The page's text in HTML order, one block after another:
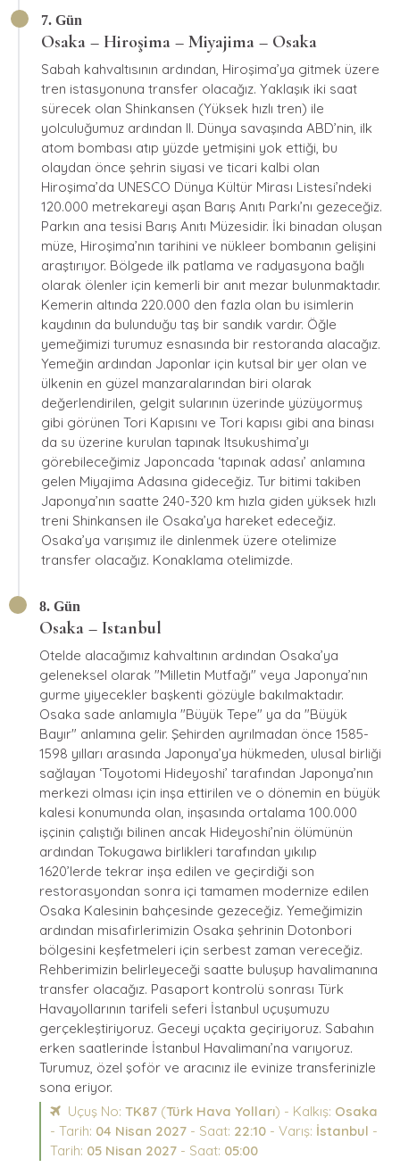
7. Gün
Osaka – Hiroşima – Miyajima – Osaka
Sabah kahvaltısının ardından, Hiroşima’ya gitmek üzere
tren istasyonuna transfer olacağız. Yaklaşık iki saat
sürecek olan Shinkansen (Yüksek hızlı tren) ile
yolculuğumuz ardından II. Dünya savaşında ABD’nin, ilk
atom bombası atıp yüzde yetmişini yok ettiği, bu
olaydan önce şehrin siyasi ve ticari kalbi olan
Hiroşima’da UNESCO Dünya Kültür Mirası Listesi’ndeki
120.000 metrekareyi aşan Barış Anıtı Parkı’nı gezeceğiz.
Parkın ana tesisi Barış Anıtı Müzesidir. İki binadan oluşan
müze, Hiroşima’nın tarihini ve nükleer bombanın gelişini
araştırıyor. Bölgede ilk patlama ve radyasyona bağlı
olarak ölenler için kemerli bir anıt mezar bulunmaktadır.
Kemerin altında 220.000 den fazla olan bu isimlerin
kaydının da bulunduğu taş bir sandık vardır. Öğle
yemeğimizi turumuz esnasında bir restoranda alacağız.
Yemeğin ardından Japonlar için kutsal bir yer olan ve
ülkenin en güzel manzaralarından biri olarak
değerlendirilen, gelgit sularının üzerinde yüzüyormuş
gibi görünen Tori Kapısını ve Tori kapısı gibi ana binası
da su üzerine kurulan tapınak Itsukushima’yı
görebileceğimiz Japoncada ‘tapınak adası’ anlamına
gelen Miyajima Adasına gideceğiz. Tur bitimi takiben
Japonya’nın saatte 240-320 km hızla giden yüksek hızlı
treni Shinkansen ile Osaka’ya hareket edeceğiz.
Osaka’ya varışımız ile dinlenmek üzere otelimize
transfer olacağız. Konaklama otelimizde.
8. Gün
Osaka – Istanbul
Otelde alacağımız kahvaltının ardından Osaka’ya
geleneksel olarak "Milletin Mutfağı" veya Japonya’nın
gurme yiyecekler başkenti gözüyle bakılmaktadır.
Osaka sade anlamıyla "Büyük Tepe" ya da "Büyük
Bayır" anlamına gelir. Şehirden ayrılmadan önce 1585-
1598 yılları arasında Japonya’ya hükmeden, ulusal birliği
sağlayan ‘Toyotomi Hideyoshi’ tarafından Japonya’nın
merkezi olması için inşa ettirilen ve o dönemin en büyük
kalesi konumunda olan, inşasında ortalama 100.000
işçinin çalıştığı bilinen ancak Hideyoshi’nin ölümünün
ardından Tokugawa birlikleri tarafından yıkılıp
1620’lerde tekrar inşa edilen ve geçirdiği son
restorasyondan sonra içi tamamen modernize edilen
Osaka Kalesinin bahçesinde gezeceğiz. Yemeğimizin
ardından misafirlerimizin Osaka şehrinin Dotonbori
bölgesini keşfetmeleri için serbest zaman vereceğiz.
Rehberimizin belirleyeceği saatte buluşup havalimanına
transfer olacağız. Pasaport kontrolü sonrası Türk
Havayollarının tarifeli seferi İstanbul uçuşumuzu
gerçekleştiriyoruz. Geceyi uçakta geçiriyoruz. Sabahın
erken saatlerinde İstanbul Havalimanı’na varıyoruz.
Turumuz, özel şoför ve aracınız ile evinize transferinizle
sona eriyor.
Uçuş No: TK87 (Türk Hava Yolları) - Kalkış: Osaka
- Tarih: 04 Nisan 2027 - Saat: 22:10 - Varış: İstanbul -
Tarih: 05 Nisan 2027 - Saat: 05:00